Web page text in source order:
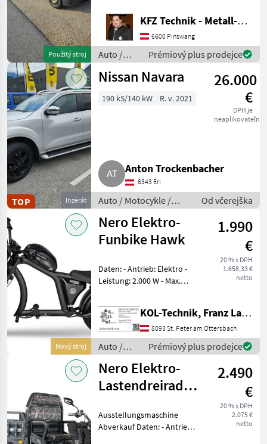
Použitý stroj
Einsatzbar Navi
Rückkamera Kein Allrad 3-
Sitzer Diesel 130PS 2
Besitzer Auto / Motocy
KFZ Technik - Metall-Maschinenbau Wörle
6600 Pinswang
Auto /
Motocykle
/ Sonstige
Prémiový plus prodejce
Inzerát
TOP
Nissan Navara
26.000
€
DPH je
neaplikovateľné
190 kS/140 kW R. v. 2021
Anton Trockenbacher
6343 Erl
Auto / Motocykle /
Terénne vozidlo
Od včerejška
Nový stroj
Nero Elektro-
Funbike Hawk
1.990
€
20 % s DPH
1.658,33 €
netto
Daten: - Antrieb: Elektro -
Leistung: 2.000 W - Max.
Geschwindigkeitsstufen: 3 -
Reichweite: 60–80 km -
Akku: 60V/30Ah Lithium - La
KOL-Technik, Franz Lampl-Küssner
8093 St. Peter am Ottersbach
Auto /
Motocykle
/ Nero
Prémiový plus prodejce
Nero Elektro-
Lastendreirad/Tuk-
2.490
€
20 % s DPH
2.075 €
netto
Ausstellungsmaschine
Abverkauf Daten: - Antrieb: